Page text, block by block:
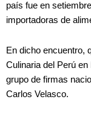
país fue en
importadoras de
En dicho encuentro,
Culinaria del Perú
grupo de firmas
Carlos Velasco.